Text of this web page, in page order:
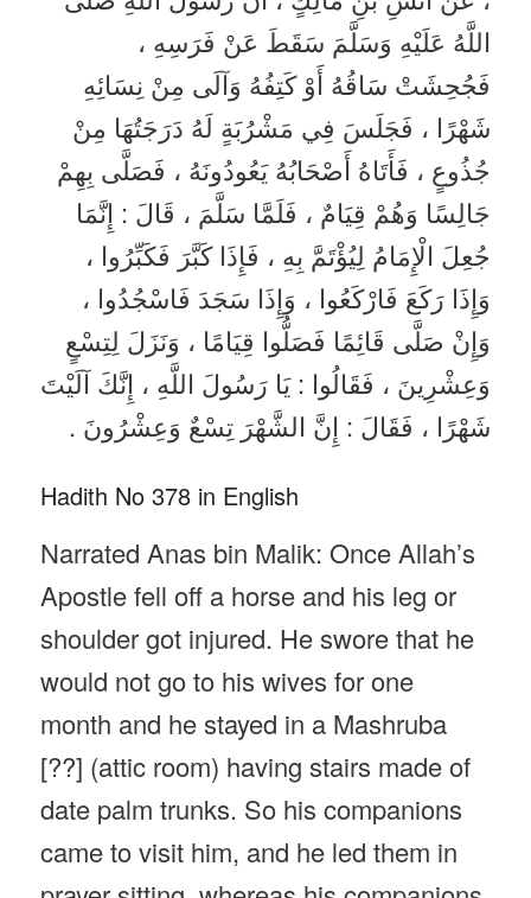
اللَّهُ عَلَيْهِ وَسَلَّمَ سَقَطَ عَنْ فَرَسِهِ ،
فَجُحِشَتْ سَاقُهُ أَوْ كَتِفُهُ وَآلَى مِنْ نِسَائِهِ
شَهْرًا ، فَجَلَسَ فِي مَشْرُبَةٍ لَهُ دَرَجَتُهَا مِنْ
جُذُوعٍ ، فَأَتَاهُ أَصْحَابُهُ يَعُودُونَهُ ، فَصَلَّى بِهِمْ
جَالِسًا وَهُمْ قِيَامٌ ، فَلَمَّا سَلَّمَ ، قَالَ : إِنَّمَا
جُعِلَ الْإِمَامُ لِيُؤْتَمَّ بِهِ ، فَإِذَا كَبَّرَ فَكَبِّرُوا ،
وَإِذَا رَكَعَ فَارْكَعُوا ، وَإِذَا سَجَدَ فَاسْجُدُوا ،
وَإِنْ صَلَّى قَائِمًا فَصَلُّوا قِيَامًا ، وَنَزَلَ لِتِسْعٍ
وَعِشْرِينَ ، فَقَالُوا : يَا رَسُولَ اللَّهِ ، إِنَّكَ آلَيْتَ
شَهْرًا ، فَقَالَ : إِنَّ الشَّهْرَ تِسْعٌ وَعِشْرُونَ .
Hadith No 378 in English
Narrated Anas bin Malik: Once Allah’s
Apostle fell off a horse and his leg or
shoulder got injured. He swore that he
would not go to his wives for one
month and he stayed in a Mashruba
[??] (attic room) having stairs made of
date palm trunks. So his companions
came to visit him, and he led them in